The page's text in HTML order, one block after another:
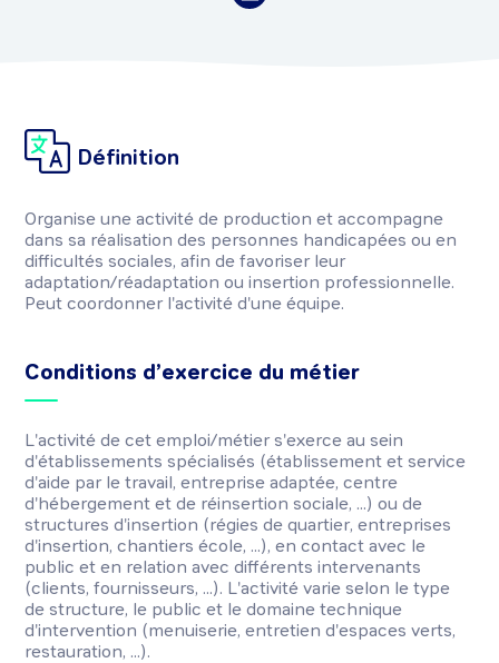
Définition
Organise une activité de production et accompagne
dans sa réalisation des personnes handicapées ou en
difficultés sociales, afin de favoriser leur
adaptation/réadaptation ou insertion professionnelle.
Peut coordonner l'activité d'une équipe.
Conditions d’exercice du métier
L'activité de cet emploi/métier s'exerce au sein
d'établissements spécialisés (établissement et service
d'aide par le travail, entreprise adaptée, centre
d'hébergement et de réinsertion sociale, ...) ou de
structures d'insertion (régies de quartier, entreprises
d'insertion, chantiers école, ...), en contact avec le
public et en relation avec différents intervenants
(clients, fournisseurs, ...). L'activité varie selon le type
de structure, le public et le domaine technique
d'intervention (menuiserie, entretien d'espaces verts,
restauration, ...).